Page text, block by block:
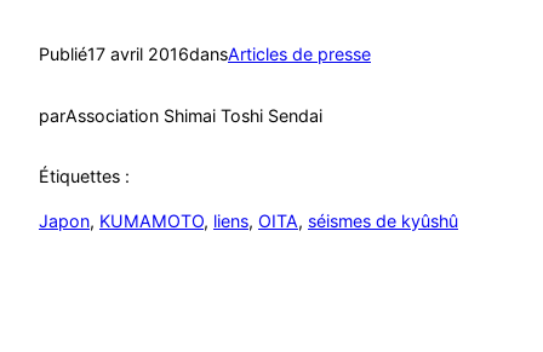
Publié17 avril 2016dansArticles de presse
parAssociation Shimai Toshi Sendai
Étiquettes :
Japon, KUMAMOTO, liens, OITA, séismes de kyûshû